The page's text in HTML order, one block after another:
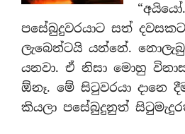
පසේබුදුවරයාට සත්
ලැබෙන්ටයි යන්නේ.
යනවා. ඒ නිසා මොහු
ඕනෑ. මේ සිටුවරයා දානෙ
කියලා පසේබුදුනුත්